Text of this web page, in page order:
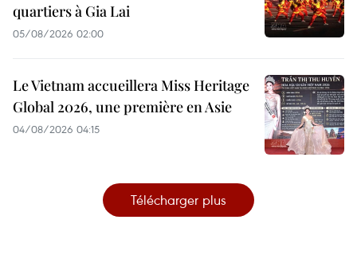
quartiers à Gia Lai
05/08/2026 02:00
Le Vietnam accueillera Miss Heritage
Global 2026, une première en Asie
04/08/2026 04:15
Télécharger plus